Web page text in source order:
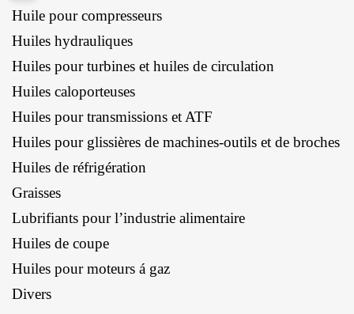
Huile pour compresseurs
Huiles hydrauliques
Huiles pour turbines et huiles de circulation
Huiles caloporteuses
Huiles pour transmissions et ATF
Huiles pour glissières de machines-outils et de broches
Huiles de réfrigération
Graisses
Lubrifiants pour l’industrie alimentaire
Huiles de coupe
Huiles pour moteurs á gaz
Divers